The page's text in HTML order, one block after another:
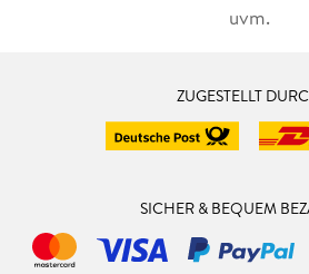
uvm.
ZUGESTELLT
SICHER & BEQUEM